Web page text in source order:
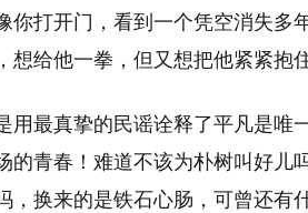
你打开门，看到一个凭空消失多
给他一拳，但又想把他紧紧抱住
用最真挚的民谣诠释了平凡是唯
的青春！难道不该为朴树叫好儿
换来的是铁石心肠，可曾还有